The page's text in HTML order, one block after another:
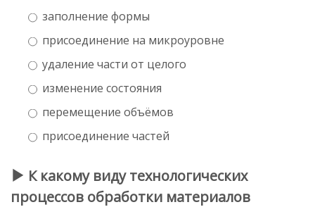
заполнение формы
присоединение на микроуровне
удаление части от целого
изменение состояния
перемещение объёмов
присоединение частей
К какому виду технологических
процессов обработки материалов